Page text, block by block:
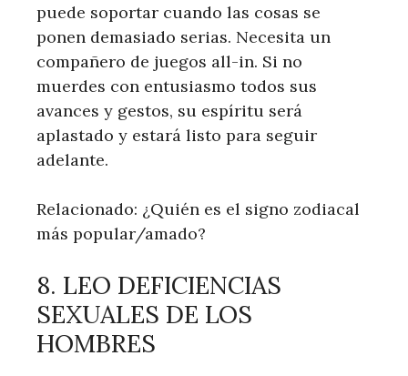
puede soportar cuando las cosas se
ponen demasiado serias. Necesita un
compañero de juegos all-in. Si no
muerdes con entusiasmo todos sus
avances y gestos, su espíritu será
aplastado y estará listo para seguir
adelante.
Relacionado: ¿Quién es el signo zodiacal
más popular/amado?
8. LEO DEFICIENCIAS
SEXUALES DE LOS
HOMBRES